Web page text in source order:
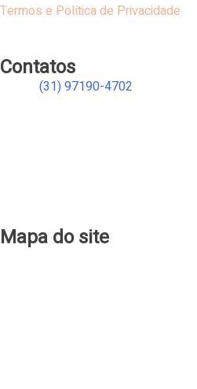
Termos e Política de Privacidade
Contatos
(31) 97190-4702
Mapa do site